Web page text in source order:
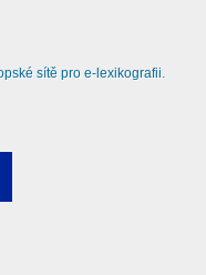
sítě pro e-lexikografii.